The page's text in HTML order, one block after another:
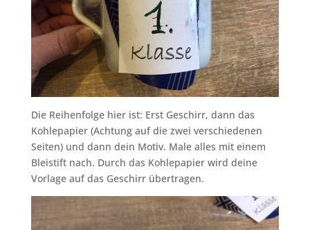
Die Reihenfolge hier ist: Erst Geschirr, dann das
Kohlepapier (Achtung auf die zwei verschiedenen
Seiten) und dann dein Motiv. Male alles mit einem
Bleistift nach. Durch das Kohlepapier wird deine
Vorlage auf das Geschirr übertragen.